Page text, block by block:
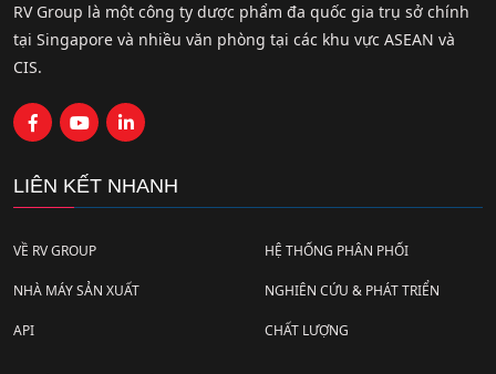
RV Group là một công ty dược phẩm đa quốc gia trụ sở chính
tại Singapore và nhiều văn phòng tại các khu vực ASEAN và
CIS.
LIÊN KẾT NHANH
VỀ RV GROUP HỆ THỐNG PHÂN PHỐI
NHÀ MÁY SẢN XUẤT NGHIÊN CỨU & PHÁT TRIỂN
API CHẤT LƯỢNG